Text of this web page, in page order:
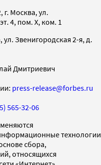
г. Москва, ул.
4, пом. X, ком. 1
Звенигородская 2-я, д.
Дмитриевич
press-release@forbes.ru
565-32-06
технологии
сбора,
относящихся